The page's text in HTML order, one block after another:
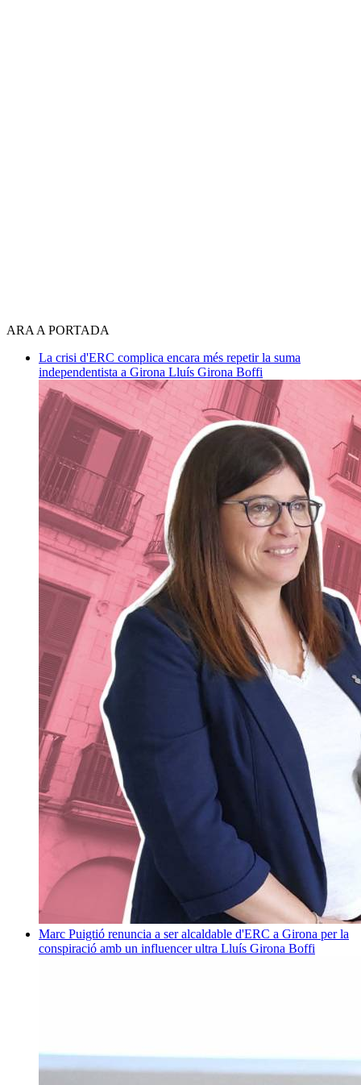
ARA A PORTADA
La crisi d'ERC complica encara més repetir la suma
independentista a Girona Lluís Girona Boffi
Marc Puigtió renuncia a ser alcaldable d'ERC a Girona per la
conspiració amb un influencer ultra Lluís Girona Boffi